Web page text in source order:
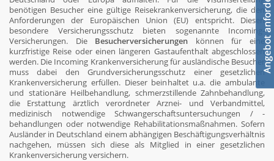
benötigen Besucher eine gültige Reisekrankenversicherung, die den
Anforderungen der Europäischen Union (EU) entspricht. Diesen
besondere Versicherungsschutz bieten sogenannte Incoming-
Versicherungen. Die Besucherversicherungen können für eine
kurzfristige Reise oder einen längeren Gastaufenthalt abgeschlossen
werden. Die Incoming Krankenversicherung für ausländische Besucher
muss dabei den Grundversicherungsschutz einer gesetzlichen
Krankenversicherung erfüllen. Dieser beinhaltet u.a. die ambulante
und stationäre Heilbehandlung, schmerzstillende Zahnbehandlung,
die Erstattung ärztlich verordneter Arznei- und Verbandmittel,
medizinisch notwendige Schwangerschaftsuntersuchungen / -
behandlungen oder notwendige Rehabilitationsmaßnahmen. Sofern
Ausländer in Deutschland einem abhängigen Beschäftigungsverhältnis
nachgehen, müssen sich diese als Mitglied in einer gesetzlichen
Krankenversicherung versichern.